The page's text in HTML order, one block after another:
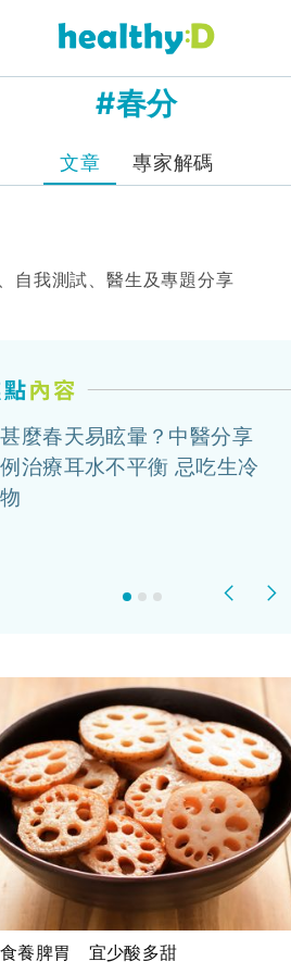
#春分
文章 專家解碼
自我測試、醫生及專題分享
麼春天易眩暈？中醫分享
治療耳水不平衡 忌吃生冷
Previous
養脾胃 宜少酸多甜